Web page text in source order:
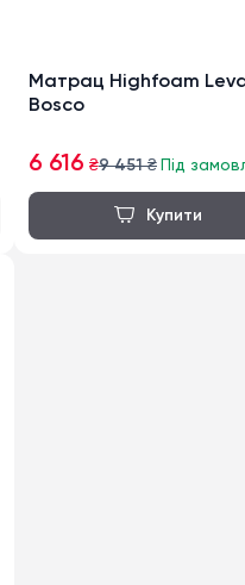
Матрац Highfoam
Bosco
6 616 ₴9 451₴ Під